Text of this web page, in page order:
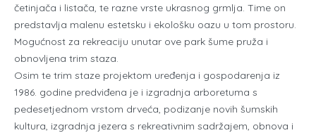
četinjača i listača, te razne vrste ukrasnog grmlja. Time on
predstavlja malenu estetsku i ekološku oazu u tom prostoru.
Mogućnost za rekreaciju unutar ove park šume pruža i
obnovljena trim staza.
Osim te trim staze projektom uređenja i gospodarenja iz
1986. godine predviđena je i izgradnja arboretuma s
pedesetjednom vrstom drveća, podizanje novih šumskih
kultura, izgradnja jezera s rekreativnim sadržajem, obnova i